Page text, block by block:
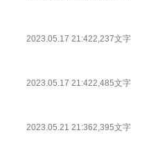
2023.05.17 21:422,237文字
2023.05.17 21:422,485文字
2023.05.21 21:362,395文字